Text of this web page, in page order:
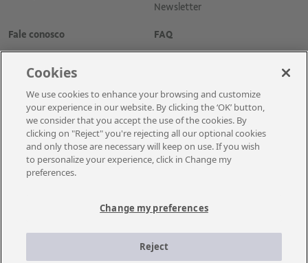
Newsletter
Fale conosco FAQ
Cadastre-se para receber as novidades
empresa emprega aproximadamente cerca de 110 mil empregados, entre
Cookies
We use cookies to enhance your browsing and customize
your experience in our website. By clicking the ‘OK’ button,
we consider that you accept the use of the cookies. By
clicking on "Reject" you're rejecting all our optional cookies
and only those are necessary will keep on use. If you wish
to personalize your experience, click in Change my
preferences.
Change my preferences
Reject